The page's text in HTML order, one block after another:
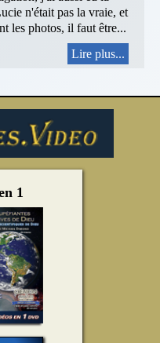
n'était pas la vraie, et
les photos, il faut être...
Lire plus...
1